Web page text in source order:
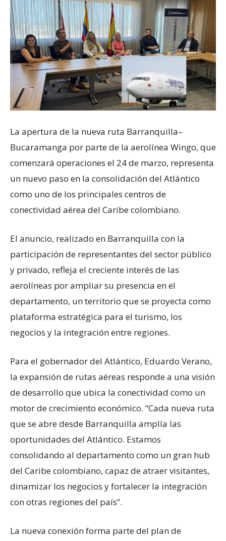
La apertura de la nueva ruta Barranquilla–
Bucaramanga por parte de la aerolínea Wingo, que
comenzará operaciones el 24 de marzo, representa
un nuevo paso en la consolidación del Atlántico
como uno de los principales centros de
conectividad aérea del Caribe colombiano.
El anuncio, realizado en Barranquilla con la
participación de representantes del sector público
y privado, refleja el creciente interés de las
aerolíneas por ampliar su presencia en el
departamento, un territorio que se proyecta como
plataforma estratégica para el turismo, los
negocios y la integración entre regiones.
Para el gobernador del Atlántico, Eduardo Verano,
la expansión de rutas aéreas responde a una visión
de desarrollo que ubica la conectividad como un
motor de crecimiento económico. “Cada nueva ruta
que se abre desde Barranquilla amplía las
oportunidades del Atlántico. Estamos
consolidando al departamento como un gran hub
del Caribe colombiano, capaz de atraer visitantes,
dinamizar los negocios y fortalecer la integración
con otras regiones del país”.
La nueva conexión forma parte del plan de